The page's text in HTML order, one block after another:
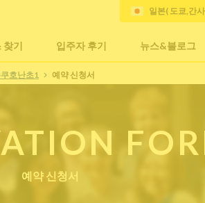
찾기 입주자 후기 뉴스&블로그
일본( 도쿄,간
호난초1 예약 신청서
예약 신청서